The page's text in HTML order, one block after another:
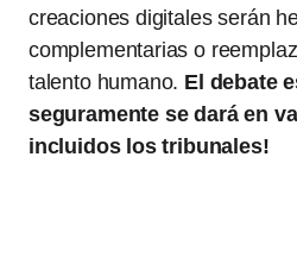
creaciones digitales serán
complementarias o
talento humano. El debate
seguramente se dará en
incluidos los tribunales!